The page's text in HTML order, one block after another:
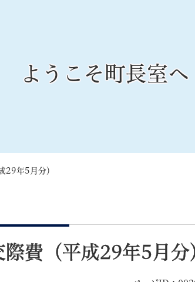
すべて ページ PDF 記事ID検
ようこそ町長室へ
29年5月分）
際費（平成29年5月分